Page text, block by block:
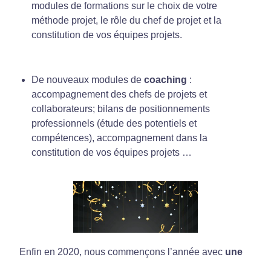
modules de formations sur le choix de votre
méthode projet, le rôle du chef de projet et la
constitution de vos équipes projets.
De nouveaux modules decoaching :
accompagnement des chefs de projets et
collaborateurs; bilans de positionnements
professionnels (étude des potentiels et
compétences), accompagnement dans la
constitution de vos équipes projets …
Enfin en 2020, nous commençons l’année avec une